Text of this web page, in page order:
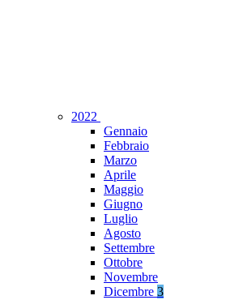
2022
Gennaio
Febbraio
Marzo
Aprile
Maggio
Giugno
Luglio
Agosto
Settembre
Ottobre
Novembre
Dicembre 3